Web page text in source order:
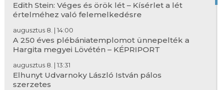
Edith Stein: Véges és örök lét – Kísérlet a lét
értelméhez való felemelkedésre
augusztus 8. | 14:00
A 250 éves plébániatemplomot ünnepelték a
Hargita megyei Lövétén – KÉPRIPORT
augusztus 8. | 13:31
Elhunyt Udvarnoky László István pálos
szerzetes